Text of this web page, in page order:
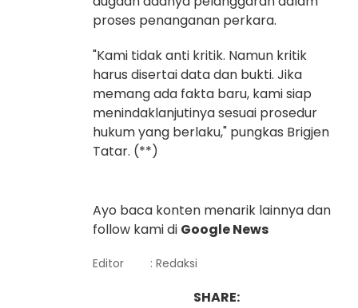
proses penanganan perkara.
"Kami tidak anti kritik. Namun kritik
harus disertai data dan bukti. Jika
memang ada fakta baru, kami siap
menindaklanjutinya sesuai prosedur
hukum yang berlaku," pungkas Brigjen
Tatar. (**)
Ayo baca konten menarik lainnya dan
follow kami di Google News
Editor : Redaksi
SHARE: